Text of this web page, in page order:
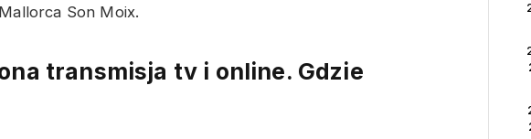
Son Moix.
transmisja tv i online. Gdzie